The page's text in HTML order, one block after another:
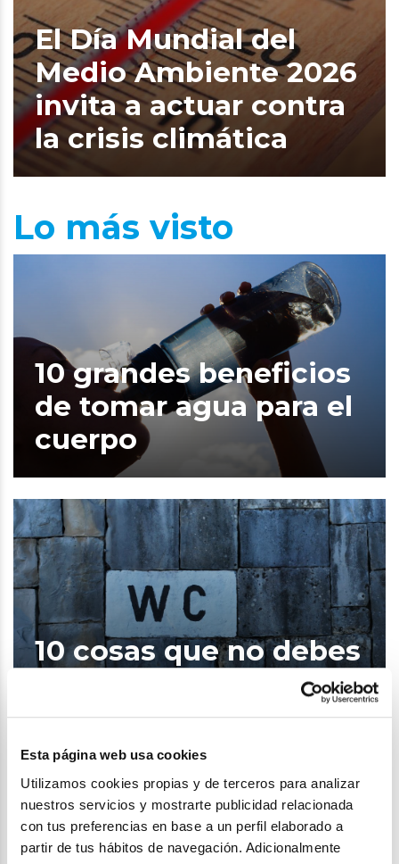
Esta página web usa cookies
Utilizamos cookies propias y de terceros para analizar
nuestros servicios y mostrarte publicidad relacionada
con tus preferencias en base a un perfil elaborado a
partir de tus hábitos de navegación. Adicionalmente
El Día Mundial del
Medio Ambiente 2026
invita a actuar contra
la crisis climática
Lo más visto
10 grandes beneficios
de tomar agua para el
cuerpo
10 cosas que no debes